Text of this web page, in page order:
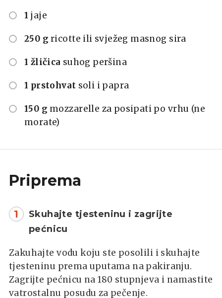
1 jaje
250 g ricotte ili svježeg masnog sira
1 žličica suhog peršina
1 prstohvat soli i papra
150 g mozzarelle za posipati po vrhu (ne
morate)
Priprema
1
Skuhajte tjesteninu i zagrijte
pećnicu
Zakuhajte vodu koju ste posolili i skuhajte
tjesteninu prema uputama na pakiranju.
Zagrijte pećnicu na 180 stupnjeva i namastite
vatrostalnu posudu za pečenje.